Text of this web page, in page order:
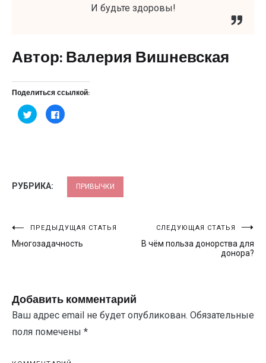
И будьте здоровы!
Автор: Валерия Вишневская
Поделиться ссылкой:
Нажмите,
чтобы
поделиться
Нажмите
здесь,
новом
окне)
РУБРИКА: ПРИВЫЧКИ
Навигация
по
ПРЕДЫДУЩАЯ СТАТЬЯ
Многозадачность
СЛЕДУЮЩАЯ СТАТЬЯ
В чём польза донорства для
донора?
Добавить комментарий
Ваш адрес email не будет опубликован. Обязательные
поля помечены *